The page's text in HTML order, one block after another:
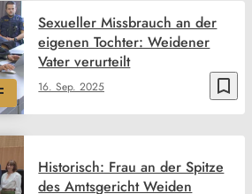
bookmark_border
16. Sep. 2025
Sexueller Missbrauch an der
eigenen Tochter: Weidener
Vater verurteilt
Historisch: Frau an der Spitze
des Amtsgericht Weiden